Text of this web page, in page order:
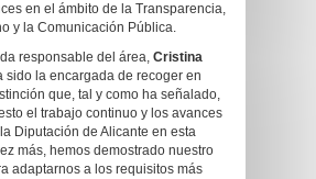
en el ámbito de la Transparencia,
y la Comunicación Pública.
del área, Cristina
sido la encargada de recoger en
que, tal y como ha señalado,
el trabajo continuo y los avances
Diputación de Alicante en esta
más, hemos demostrado nuestro
adaptarnos a los requisitos más